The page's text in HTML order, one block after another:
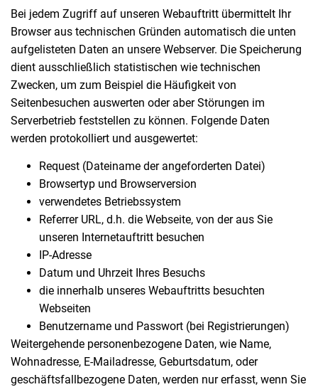
Bei jedem Zugriff auf unseren Webauftritt übermittelt Ihr
Browser aus technischen Gründen automatisch die unten
aufgelisteten Daten an unsere Webserver. Die Speicherung
dient ausschließlich statistischen wie technischen
Zwecken, um zum Beispiel die Häufigkeit von
Seitenbesuchen auswerten oder aber Störungen im
Serverbetrieb feststellen zu können. Folgende Daten
werden protokolliert und ausgewertet:
Request (Dateiname der angeforderten Datei)
Browsertyp und Browserversion
verwendetes Betriebssystem
Referrer URL, d.h. die Webseite, von der aus Sie
unseren Internetauftritt besuchen
IP-Adresse
Datum und Uhrzeit Ihres Besuchs
die innerhalb unseres Webauftritts besuchten
Webseiten
Benutzername und Passwort (bei Registrierungen)
Weitergehende personenbezogene Daten, wie Name,
Wohnadresse, E-Mailadresse, Geburtsdatum, oder
geschäftsfallbezogene Daten, werden nur erfasst, wenn Sie